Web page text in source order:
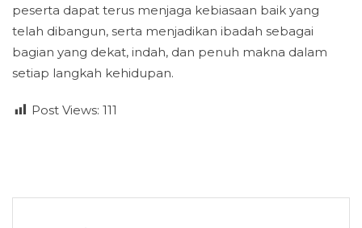
peserta dapat terus menjaga kebiasaan baik yang
telah dibangun, serta menjadikan ibadah sebagai
bagian yang dekat, indah, dan penuh makna dalam
setiap langkah kehidupan.
Post Views: 111